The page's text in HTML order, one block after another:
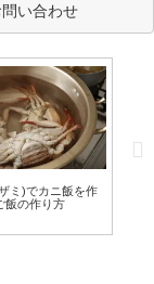
問い合わせ
子の醬油漬けを作
作り方